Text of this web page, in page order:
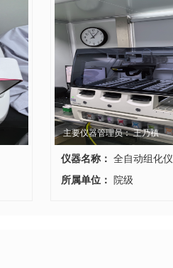
主要仪器管理员： 王乃禛
仪器名称： 全自动组化仪
所属单位：
院级